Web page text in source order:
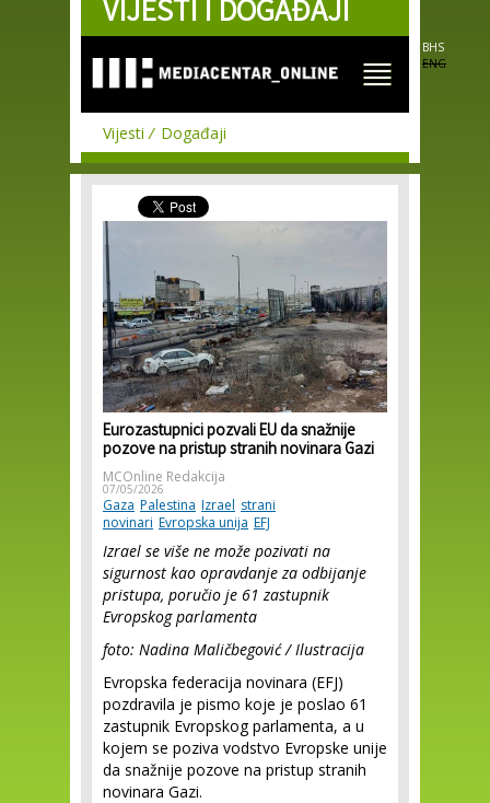
Skip to
main
VIJESTI I DOGAĐAJI
BHS
ENG
Vijesti Događaji
Eurozastupnici pozvali EU da snažnije
pozove na pristup stranih novinara Gazi
MCOnline Redakcija
07/05/2026
Gaza Palestina Izrael strani
novinari Evropska unija EFJ
Izrael se više ne može pozivati ​​na
sigurnost kao opravdanje za odbijanje
pristupa, poručio je 61 zastupnik
Evropskog parlamenta
foto: Nadina Maličbegović / Ilustracija
Evropska federacija novinara (EFJ)
pozdravila je pismo koje je poslao 61
zastupnik Evropskog parlamenta, a u
kojem se poziva vodstvo Evropske unije
da snažnije pozove na pristup stranih
novinara Gazi.